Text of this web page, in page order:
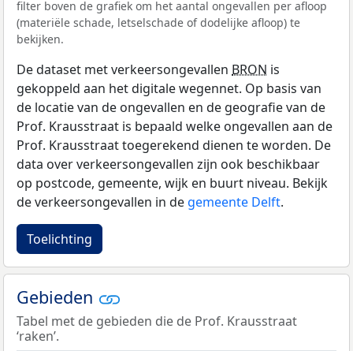
filter boven de grafiek om het aantal ongevallen per afloop
(materiële schade, letselschade of dodelijke afloop) te
bekijken.
De dataset met verkeersongevallen BRON is
gekoppeld aan het digitale wegennet. Op basis van
de locatie van de ongevallen en de geografie van de
Prof. Krausstraat is bepaald welke ongevallen aan de
Prof. Krausstraat toegerekend dienen te worden. De
data over verkeersongevallen zijn ook beschikbaar
op postcode, gemeente, wijk en buurt niveau. Bekijk
de verkeersongevallen in de gemeente Delft.
Toelichting
Gebieden
Tabel met de gebieden die de Prof. Krausstraat
‘raken’.